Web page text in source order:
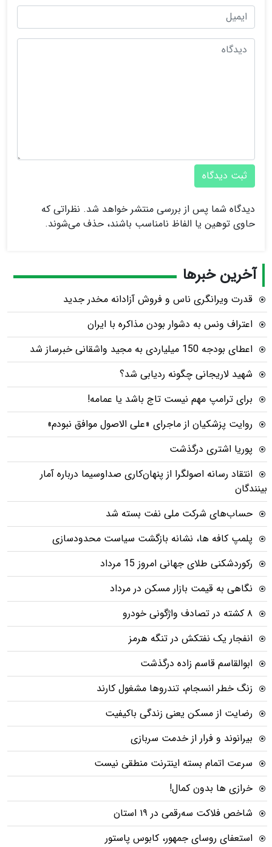
ثبت دیدگاه
دیدگاه شما پس از بررسی منتشر خواهد شد. نظراتی که
حاوی توهین یا الفاظ نامناسب باشند، حذف می‌شوند.
آخرین خبرها
قدرت ویرانگری ناس و فروش آزادانه مخدر جدید
اعتراف ونس به دشوار بودن مذاکره با ایران
اعطای بودجه 150 میلیاردی به مجید واشقانی خبرساز شد
شهید لاریجانی چگونه ردیابی شد؟
برای ترامپ مهم نیست تاج باشد یا عمامه!
روایت پزشکیان از ماجرای «علی الاصول موافق نبودم»
پوریا اشتری درگذشت
انتقاد رسانه اصولگرا از پنهان‌کاری صداوسیما درباره آمار
بینندگان
حساب‌های شرکت ملی نفت بسته شد
پلمپ کافه ها، نشانه بازگشت سیاست محدودسازی
رکوردشکنی طلای جهانی امروز 15 مرداد
نگاهی به قیمت بازار مسکن در مرداد
۸ کشته در تصادف واژگونی خودرو
انفجار یک نفتکش در تنگه هرمز
ابوالقاسم قاسم زاده درگذشت
زنگ خطر انسجام، تندروها مشغول کارند
رضایت از مسکن یعنی زندگی باکیفیت
بیرانوند و فرار از خدمت سربازی
سرعت اتمام بسته‌ اینترنت منطقی نیست
خرازی ها بدون کمال!
شاخص فلاکت سه‌رقمی در ۱۹ استان
استعفای روسای جمهور، کابوس پاستور